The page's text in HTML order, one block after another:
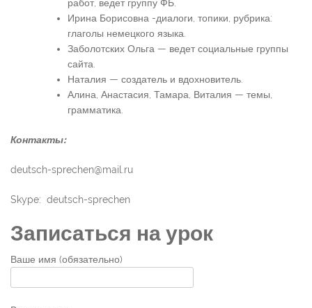
работ, ведет группу ФБ.
Ирина Борисовна -диалоги, топики, рубрика:
глаголы немецкого языка.
Заболотских Ольга — ведет социальные группы
сайта.
Наталия — создатель и вдохновитель.
Алина, Анастасия, Тамара, Виталия — темы,
грамматика.
Контакты:
deutsch-sprechen@mail.ru
Skype: deutsch-sprechen
Записаться на урок
Ваше имя (обязательно)